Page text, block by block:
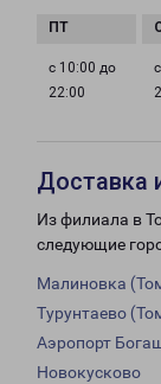
с 10:00 до
22:00
Доставка
Из филиала в
следующие
Малиновка
Турунтаево
Аэропорт
Новокусково